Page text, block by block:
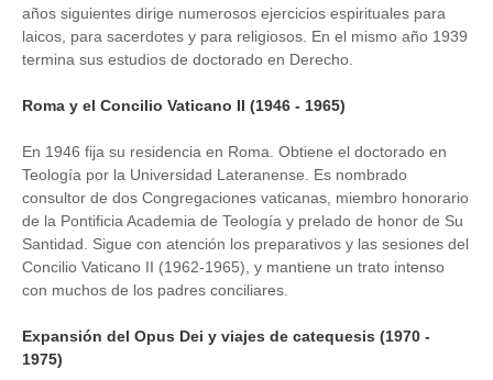
años siguientes dirige numerosos ejercicios espirituales para
laicos, para sacerdotes y para religiosos. En el mismo año 1939
termina sus estudios de doctorado en Derecho.
Roma y el Concilio Vaticano II (1946 - 1965)
En 1946 fija su residencia en Roma. Obtiene el doctorado en
Teología por la Universidad Lateranense. Es nombrado
consultor de dos Congregaciones vaticanas, miembro honorario
de la Pontificia Academia de Teología y prelado de honor de Su
Santidad. Sigue con atención los preparativos y las sesiones del
Concilio Vaticano II (1962-1965), y mantiene un trato intenso
con muchos de los padres conciliares.
Expansión del Opus Dei y viajes de catequesis (1970 -
1975)